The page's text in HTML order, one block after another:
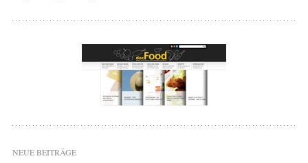
NEUE BEITRÄGE